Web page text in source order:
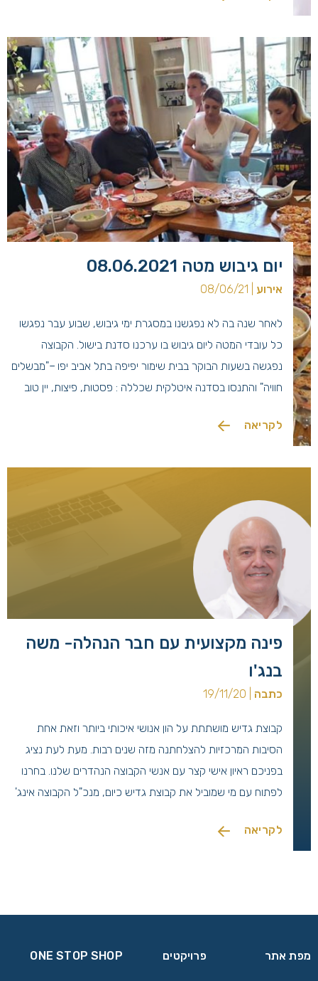
יום גיבוש מטה 08.06.2021
אירוע
לאחר שנה בה לא נפגשנו במסגרת ימי גיבוש, שבוע עבר נפגשו
כל עובדי המטה ליום גיבוש בו ערכנו סדנת בישול. הקבוצה
נפגשה בשעות הבוקר בבית שימור יפיפה בתל אביב יפו –"מבשלים
חוויה" והתנסו בסדנה איטלקית שכללה : פסטות, פיצות, יין טוב
המצטיין/ת מטה שלנו- רונית […]
לקריאה
פינה מקצועית עם חבר הנהלה- משה
בנג'ו
כתבה
קבוצת גדיש מושתתת על הון אנושי איכותי ביותר וזאת אחת
הסיבות המרכזיות להצלחתנה מזה שנים רבות. מעת לעת נציג
בפניכם ראיון אישי קצר עם אנשי הקבוצה הנהדרים שלנו. בחרנו
לפתוח עם מי שמוביל את קבוצת גדיש כיום, מנכ"ל הקבוצה אינג'
לקריאה
מפת אתר פרויקטים ONE STOP SHOP